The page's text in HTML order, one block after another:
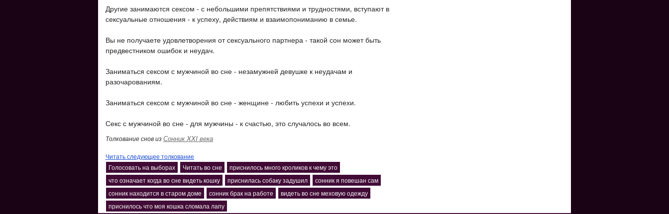
Другие занимаются сексом - с небольшими препятствиями и трудностями, вступают в
сексуальные отношения - к успеху, действиям и взаимопониманию в семье.
Вы не получаете удовлетворения от сексуального партнера - такой сон может быть
предвестником ошибок и неудач.
Заниматься сексом с мужчиной во сне - незамужней девушке к неудачам и
разочарованиям.
Заниматься сексом с мужчиной во сне - женщине - любить успехи и успехи.
Секс с мужчиной во сне - для мужчины - к счастью, это случалось во всем.
Толкование снов изСонник XXI века
Читать следующее толкование
Голосовать на выборах
Читать во сне
приснилось много кроликов к чему это
что означает когда во сне видеть кошку
приснилась собаку задушил
сонник я повешан сам
сонник находится в старом доме
сонник брак на работе
видеть во сне меховую одежду
приснилось что моя кошка сломала лапу